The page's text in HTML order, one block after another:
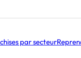
par secteur